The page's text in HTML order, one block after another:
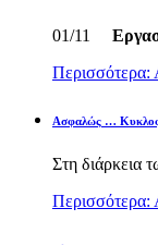
01/11
Περισσότερα:
Ασφαλώς …
Στη διάρκεια